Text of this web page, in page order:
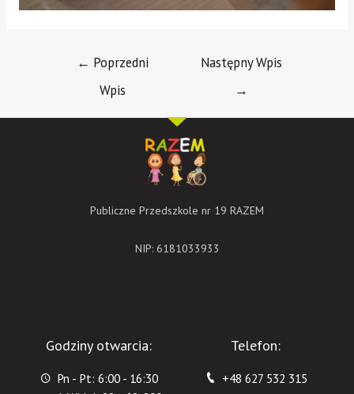
← Poprzedni
Wpis
Następny Wpis
→
Publiczne Przedszkole nr 19 RAZEM
NIP: 6181033933
Godziny otwarcia:
Pn - Pt: 6:00 - 16:30
Telefon:
+48 627 532 315